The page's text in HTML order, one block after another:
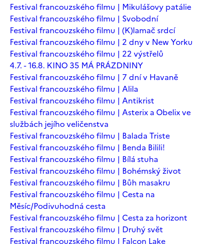
Festival francouzského filmu | Mikulášovy patálie
Festival francouzského filmu | Svobodní
Festival francouzského filmu | (K)lamač srdcí
Festival francouzského filmu | 2 dny v New Yorku
Festival francouzského filmu | 22 výstřelů
4.7. - 16.8. KINO 35 MÁ PRÁZDNINY
Festival francouzského filmu | 7 dní v Havaně
Festival francouzského filmu | Alila
Festival francouzského filmu | Antikrist
Festival francouzského filmu | Asterix a Obelix ve
službách jejího veličenstva
Festival francouzského filmu | Balada Triste
Festival francouzského filmu | Benda Bilili!
Festival francouzského filmu | Bílá stuha
Festival francouzského filmu | Bohémský život
Festival francouzského filmu | Bůh masakru
Festival francouzského filmu | Cesta na
Měsíc/Podivuhodná cesta
Festival francouzského filmu | Cesta za horizont
Festival francouzského filmu | Druhý svět
Festival francouzského filmu | Falcon Lake